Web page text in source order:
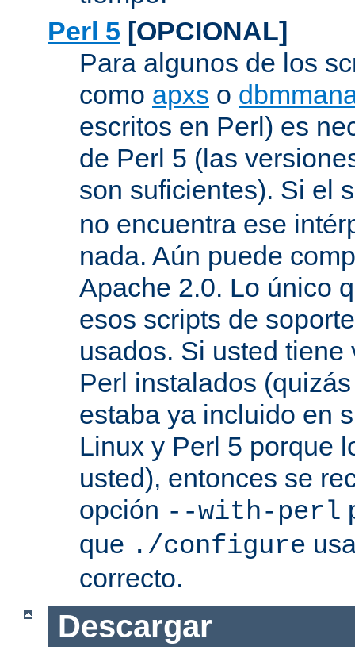
Perl 5 [OPCIONAL]
Para algunos de los
como apxs o
escritos en Perl) es
de Perl 5 (las
son suficientes). Si el
no encuentra ese
nada. Aún puede
Apache 2.0. Lo único
esos scripts de
usados. Si usted
Perl instalados
estaba ya incluido en
Linux y Perl 5 porque
usted), entonces se
opción --with-perl
que ./configure
correcto.
Descargar